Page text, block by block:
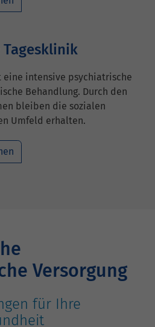
Tagesklinik
eine intensive psychiatrische
Behandlung. Durch den
bleiben die sozialen
Umfeld erhalten.
Versorgung
für Ihre